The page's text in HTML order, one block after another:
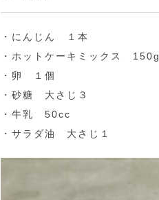
・にんじん １本
・ホットケーキミックス 150g
・卵 １個
・砂糖 大さじ３
・牛乳 50cc
・サラダ油 大さじ１